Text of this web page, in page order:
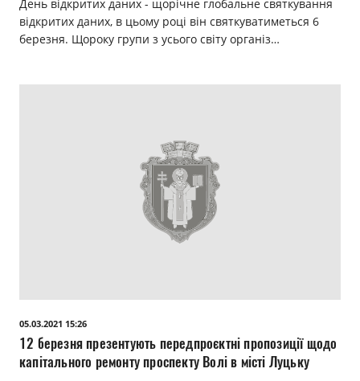
День відкритих даних - щорічне глобальне святкування
відкритих даних, в цьому році він святкуватиметься 6
березня. Щороку групи з усього світу організ…
05.03.2021 15:26
12 березня презентують передпроєктні пропозиції щодо
капітального ремонту проспекту Волі в місті Луцьку